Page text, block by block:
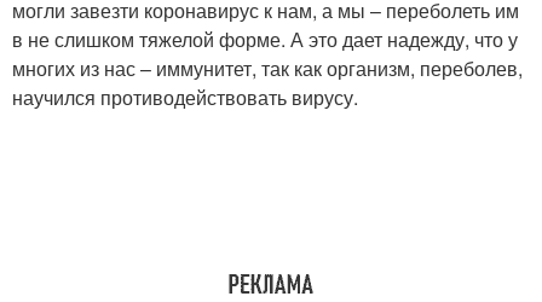
могли завезти коронавирус к нам, а мы – переболеть им
в не слишком тяжелой форме. А это дает надежду, что у
многих из нас – иммунитет, так как организм, переболев,
научился противодействовать вирусу.